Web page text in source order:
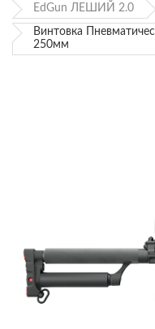
EdGun ЛЕШИЙ 2.0
Винтовка
250мм